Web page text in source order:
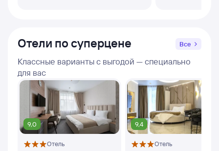
Отели по суперцене Все
Классные варианты с выгодой — специально
для вас
9,0
Отель
9,4
Отель